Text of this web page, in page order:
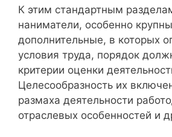
К этим стандартным
наниматели, особенно
дополнительные, в которых
условия труда, порядок
критерии оценки
Целесообразность их
размаха деятельности
отраслевых особенностей и